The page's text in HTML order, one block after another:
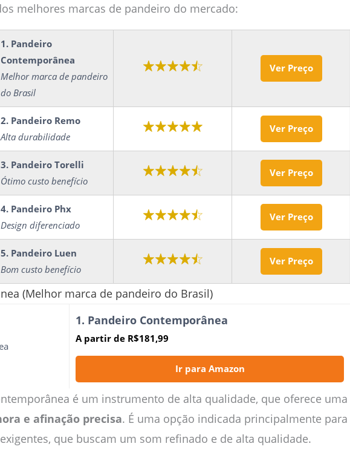
melhores marcas de pandeiro do mercado:
1. Pandeiro
Contemporânea
Melhor marca de pandeiro
do Brasil
Ver Preço
2. Pandeiro Remo
Alta durabilidade
Ver Preço
3. Pandeiro Torelli
Ótimo custo benefício
Ver Preço
4. Pandeiro Phx
Design diferenciado
Ver Preço
5. Pandeiro Luen
Bom custo benefício
Ver Preço
(Melhor marca de pandeiro do Brasil)
1. Pandeiro Contemporânea
A partir de R$181,99
Ir para Amazon
é um instrumento de alta qualidade, que oferece uma
e afinação precisa. É uma opção indicada principalmente para
que buscam um som refinado e de alta qualidade.